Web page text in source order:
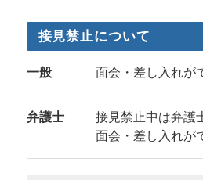
接見禁止について
一般 面会・差し入れが
弁護士
接見禁止中は弁護
面会・差し入れが